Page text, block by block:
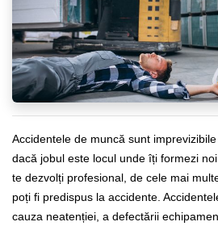
Accidentele de muncă sunt
dacă jobul este locul unde îți formezi
te dezvolți profesional, de cele mai
poți fi predispus la accidente.
cauza neatenției, a defectării